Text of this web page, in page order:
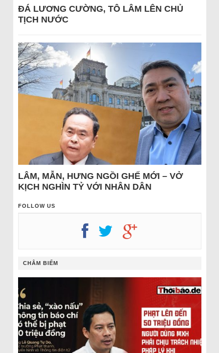
ĐÁ LƯƠNG CƯỜNG, TÔ LÂM LÊN CHỦ
TỊCH NƯỚC
LÂM, MẪN, HƯNG NGỒI GHẾ MỚI – VỞ
KỊCH NGHÌN TỶ VỚI NHÂN DÂN
FOLLOW US
CHÂM BIẾM